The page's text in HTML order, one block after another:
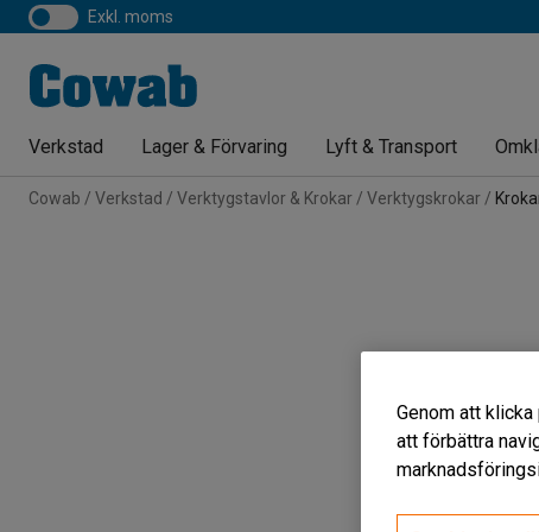
exkl. moms
Verkstad Lager & Förvaring Lyft & Transport
Cowab Verkstad Verktygstavlor & Krokar Verktygskrokar
Genom att
att förbättra